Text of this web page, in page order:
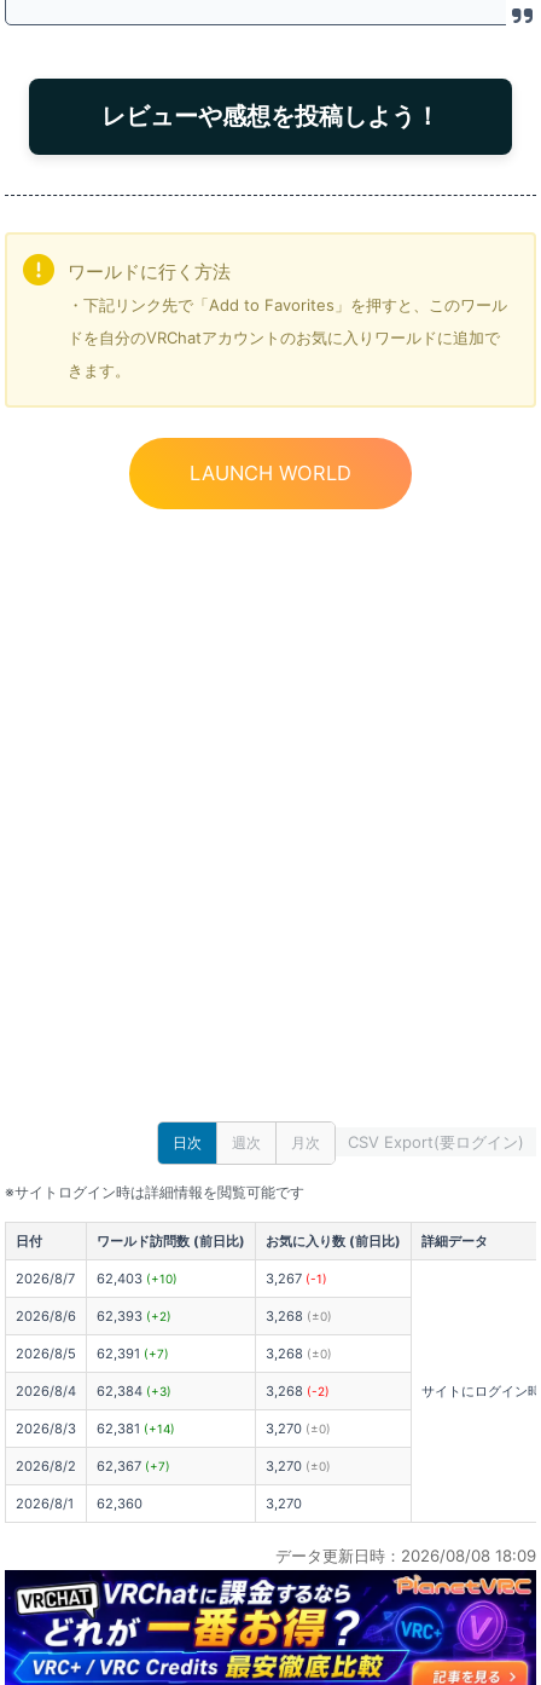
レビューや感想を投稿しよう！
ワールドに行く方法
・下記リンク先で「Add to Favorites」を押すと、このワール
ドを自分のVRChatアカウントのお気に入りワールドに追加で
きます。
LAUNCH WORLD
日次 週次 月次 CSV Export(要ログイン)
※サイトログイン時は詳細情報を閲覧可能です
日付 ワールド訪問数 (前日比) お気に入り数 (前日比) 詳細データ
2026/8/7 62,403 (+10) 3,267 (-1)
サイトにログイン
2026/8/6 62,393 (+2) 3,268 (±0)
2026/8/5 62,391 (+7) 3,268 (±0)
2026/8/4 62,384 (+3) 3,268 (-2)
2026/8/3 62,381 (+14) 3,270 (±0)
2026/8/2 62,367 (+7) 3,270 (±0)
2026/8/1 62,360 3,270
データ更新日時：2026/08/08 18:09